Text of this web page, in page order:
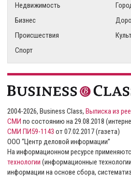
Недвижимость
Бизнес
Происшествия
Спорт
2004-2026, Business Class, Выписка из
СМИ по состоянию на 29.08.2018
СМИ ПИ59-1143 от 07.02.2017 (газета)
ООО “Центр деловой информации”
На информационном ресурсе
технологии (информационные
информации на основе сбора,